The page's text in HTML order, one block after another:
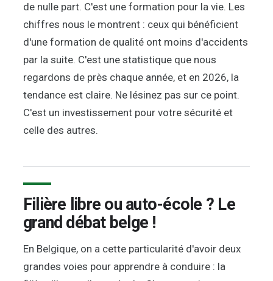
de nulle part. C'est une formation pour la vie. Les
chiffres nous le montrent : ceux qui bénéficient
d'une formation de qualité ont moins d'accidents
par la suite. C'est une statistique que nous
regardons de près chaque année, et en 2026, la
tendance est claire. Ne lésinez pas sur ce point.
C'est un investissement pour votre sécurité et
celle des autres.
Filière libre ou auto-école ? Le
grand débat belge !
En Belgique, on a cette particularité d'avoir deux
grandes voies pour apprendre à conduire : la